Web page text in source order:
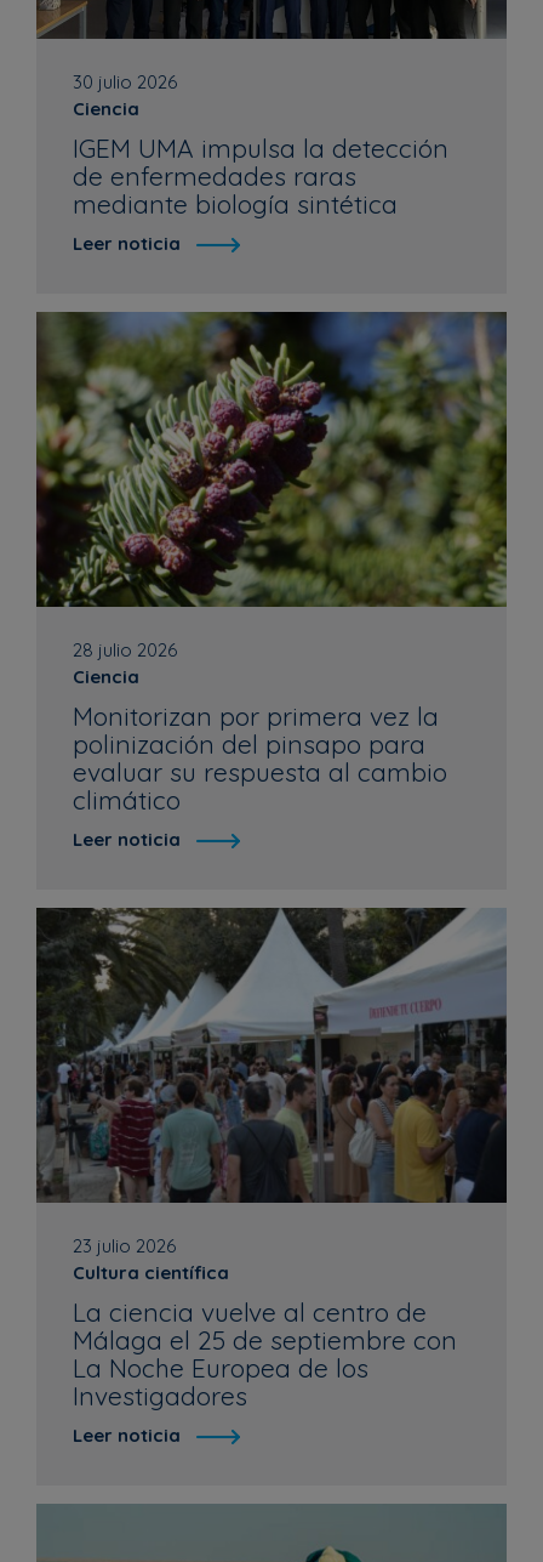
30 julio 2026
Ciencia
IGEM UMA impulsa la detección
de enfermedades raras
mediante biología sintética
Leer noticia
28 julio 2026
Ciencia
Monitorizan por primera vez la
polinización del pinsapo para
evaluar su respuesta al cambio
climático
Leer noticia
23 julio 2026
Cultura científica
La ciencia vuelve al centro de
Málaga el 25 de septiembre con
La Noche Europea de los
Investigadores
Leer noticia